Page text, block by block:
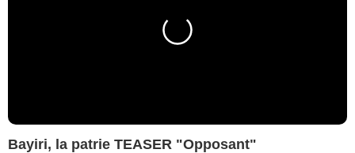
Bayiri, la patrie TEASER "Opposant"